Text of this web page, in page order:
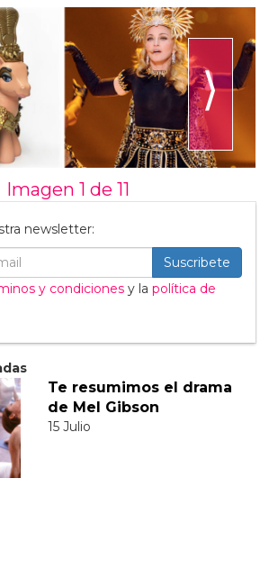
⟩
Imagen 1 de 11
newsletter:
Suscribete
y condiciones y la política de
Te resumimos el drama
de Mel Gibson
15 Julio